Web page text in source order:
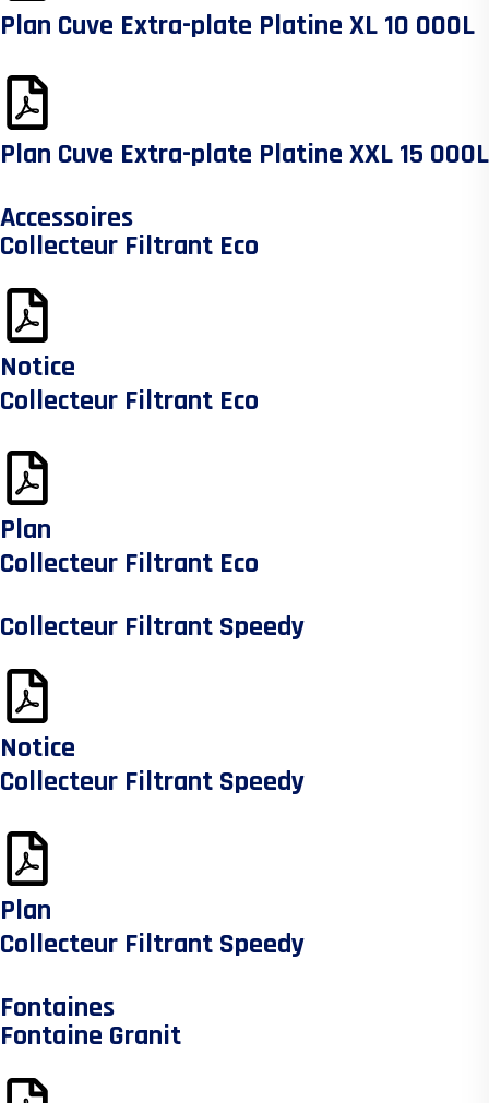
Plan Cuve Extra-plate Platine XL 10 000L
Plan Cuve Extra-plate Platine XXL 15 000L
Accessoires
Collecteur Filtrant Eco
Notice
Collecteur Filtrant Eco
Plan
Collecteur Filtrant Eco
Collecteur Filtrant Speedy
Notice
Collecteur Filtrant Speedy
Plan
Collecteur Filtrant Speedy
Fontaines
Fontaine Granit